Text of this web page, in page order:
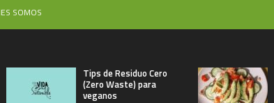
SOMOS
Tips de Residuo Cero
(Zero Waste) para
veganos